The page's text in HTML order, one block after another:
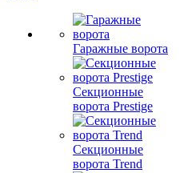
Гаражные ворота
Секционные
ворота Prestige
Секционные
ворота Trend